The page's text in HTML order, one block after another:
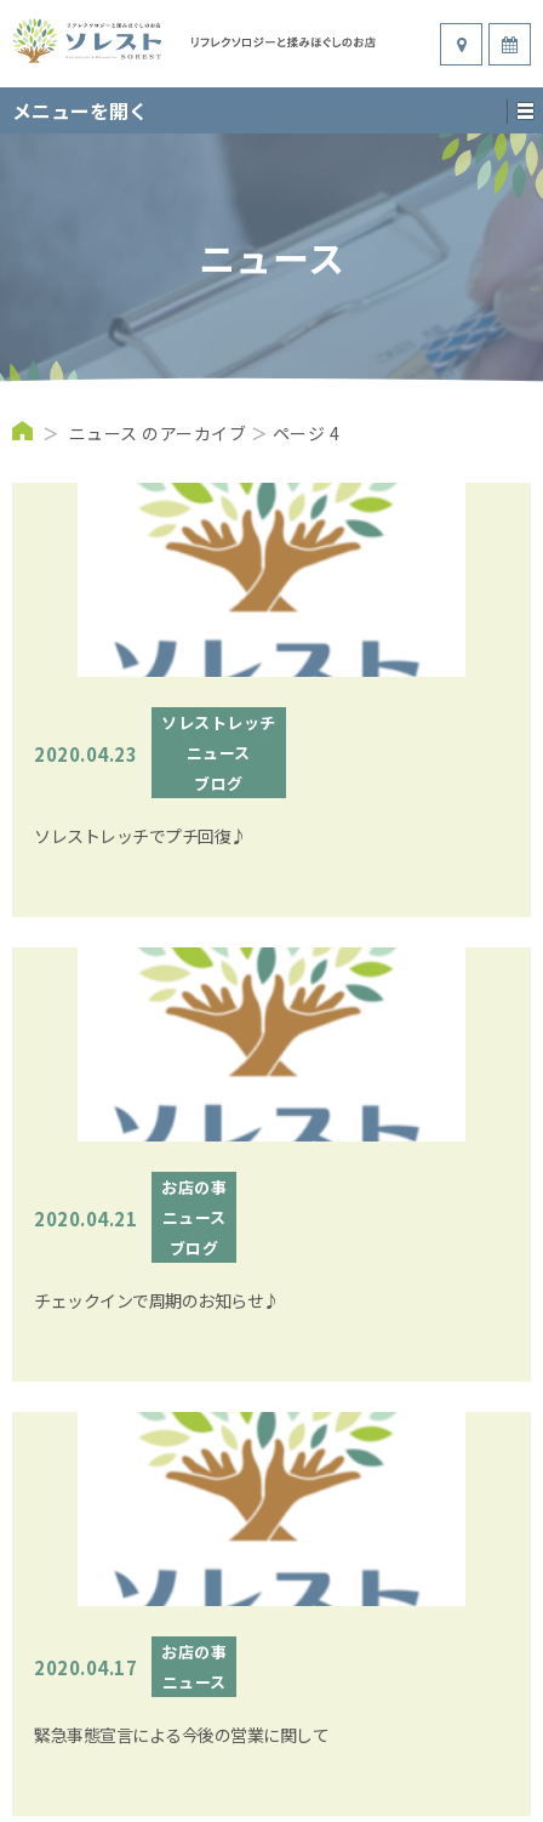
メニューを開く
ニュース
＞ ニュース のアーカイブ ＞ ページ 4
2020.04.23
ソレストレッチ
ニュース
ブログ
ソレストレッチでプチ回復♪
2020.04.21
お店の事
ニュース
ブログ
チェックインで周期のお知らせ♪
2020.04.17
お店の事
ニュース
緊急事態宣言による今後の営業に関して